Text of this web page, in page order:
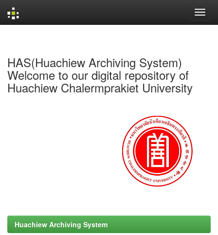
HAS(Huachiew Archiving System)
Welcome to our digital repository of
Huachiew Chalermprakiet University
Huachiew Archiving System